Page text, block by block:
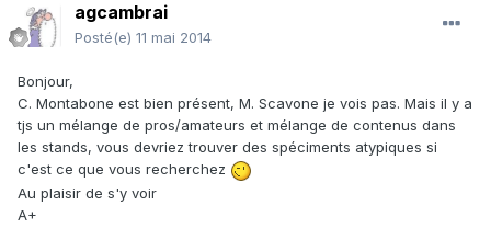
agcambrai
Posté(e) 11 mai 2014
Bonjour,
C. Montabone est bien présent, M. Scavone je vois pas. Mais il y a
tjs un mélange de pros/amateurs et mélange de contenus dans
les stands, vous devriez trouver des spéciments atypiques si
c'est ce que vous recherchez
Au plaisir de s'y voir
A+